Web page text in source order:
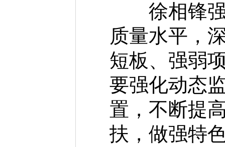
徐相锋强
质量水平，
短板、强弱
要强化动态
置，不断提
扶，做强特